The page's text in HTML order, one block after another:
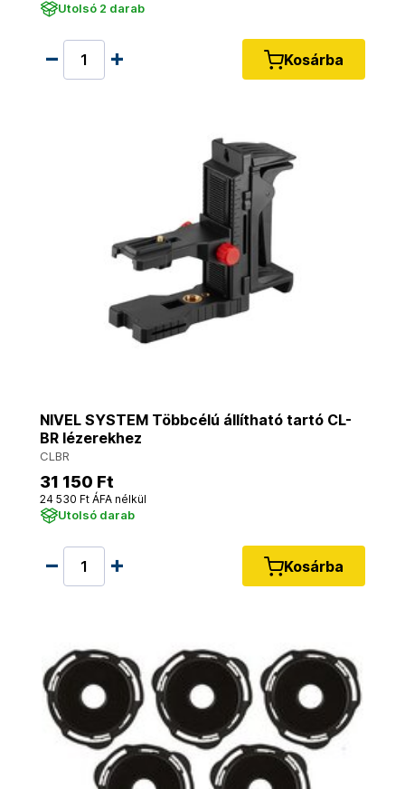
Utolsó 2 darab
Kosárba
NIVEL SYSTEM Többcélú állítható tartó CL-
BR lézerekhez
CLBR
31 150 Ft
24 530 Ft ÁFA nélkül
Utolsó darab
Kosárba